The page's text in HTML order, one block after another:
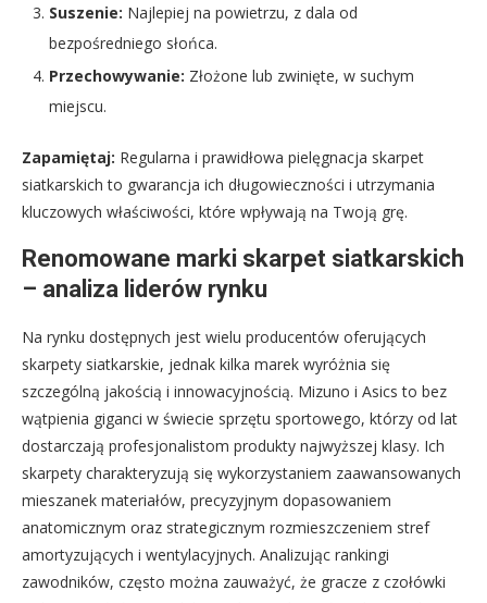
Suszenie: Najlepiej na powietrzu, z dala od
bezpośredniego słońca.
Przechowywanie: Złożone lub zwinięte, w suchym
miejscu.
Zapamiętaj: Regularna i prawidłowa pielęgnacja skarpet
siatkarskich to gwarancja ich długowieczności i utrzymania
kluczowych właściwości, które wpływają na Twoją grę.
Renomowane marki skarpet siatkarskich
– analiza liderów rynku
Na rynku dostępnych jest wielu producentów oferujących
skarpety siatkarskie, jednak kilka marek wyróżnia się
szczególną jakością i innowacyjnością. Mizuno i Asics to bez
wątpienia giganci w świecie sprzętu sportowego, którzy od lat
dostarczają profesjonalistom produkty najwyższej klasy. Ich
skarpety charakteryzują się wykorzystaniem zaawansowanych
mieszanek materiałów, precyzyjnym dopasowaniem
anatomicznym oraz strategicznym rozmieszczeniem stref
amortyzujących i wentylacyjnych. Analizując rankingi
zawodników, często można zauważyć, że gracze z czołówki